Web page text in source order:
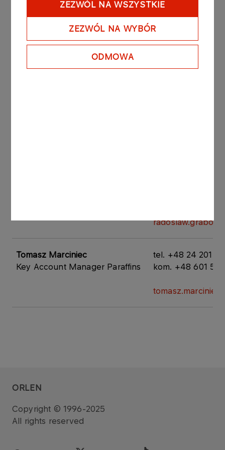
ZEZWÓL NA WSZYSTKIE
ZEZWÓL NA WYBÓR
ODMOWA
Oil content, [%(m/m)], max
Penetration at 25°C, max
​Tomasz Marciniec
Key Account Manager Paraffins
tel. +48 24 201
kom. +48 601
ORLEN
Copyright © 1996-2025
All rights reserved